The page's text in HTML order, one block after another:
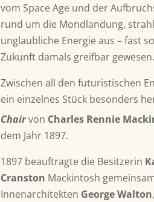
vom Space Age und der
rund um die Mondlandung,
unglaubliche Energie aus – fast
Zukunft damals greifbar gewesen.
Zwischen all den futuristischen
ein einzelnes Stück besonders
Chairvon Charles Rennie
dem Jahr 1897.
1897 beauftragte die Besitzerin
Cranston Mackintosh
Innenarchitekten George Walton